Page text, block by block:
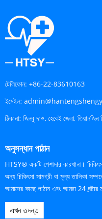
টেলিফোন: +86-22-83610163
ইমেইল:
ঠিকানা: জিনবু দাও, হেবেই জেলা, তিয়ানজিন
অনুসন্ধান পাঠান
HTSY® একটি পেশাদার কারখানা।
অন্য চিকিৎসা সামগ্রী বা মূল্য তালিকা
আমাদের কাছে পাঠান এবং আমরা 24
এখন তদন্ত